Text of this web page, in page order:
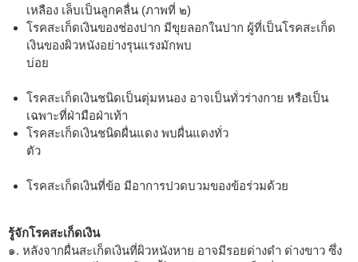
เหลือง เล็บเป็นลูกคลื่น (ภาพที่ ๒)
โรคสะเก็ดเงินของช่องปาก มีขุยลอกในปาก ผู้ที่เป็นโรคสะเก็ด
เงินของผิวหนังอย่างรุนแรงมักพบ
บ่อย
โรคสะเก็ดเงินชนิดเป็นตุ่มหนอง อาจเป็นทั่วร่างกาย หรือเป็น
เฉพาะที่ฝ่ามือฝ่าเท้า
โรคสะเก็ดเงินชนิดผื่นแดง พบผื่นแดงทั่ว
ตัว
โรคสะเก็ดเงินที่ข้อ มีอาการปวดบวมของข้อร่วมด้วย
รู้จักโรคสะเก็ดเงิน
๑. หลังจากผื่นสะเก็ดเงินที่ผิวหนังหาย อาจมีรอยด่างดำ ด่างขาว ซึ่ง